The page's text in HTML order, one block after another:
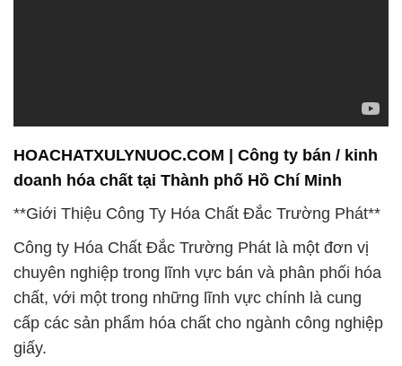
**Giới Thiệu Công Ty Hóa Chất Đắc Trường Phát**
chuyên nghiệp trong lĩnh vực bán và phân phối hóa
chất, với một trong những lĩnh vực chính là cung
cấp các sản phẩm hóa chất cho ngành công nghiệp
giấy.
**Hóa Chất Ngành Giấy**
Chúng tôi hiểu rằng mỗi ngành công nghiệp và mỗi
khách hàng đều có những yêu cầu đặc biệt riêng.
Với sự cam kết đối với chất lượng và hiệu suất,